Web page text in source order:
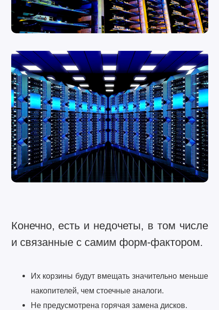
Конечно, есть и недочеты, в том числе
и связанные с самим форм-фактором.
Их корзины будут вмещать значительно меньше
накопителей, чем стоечные аналоги.
Не предусмотрена горячая замена дисков.